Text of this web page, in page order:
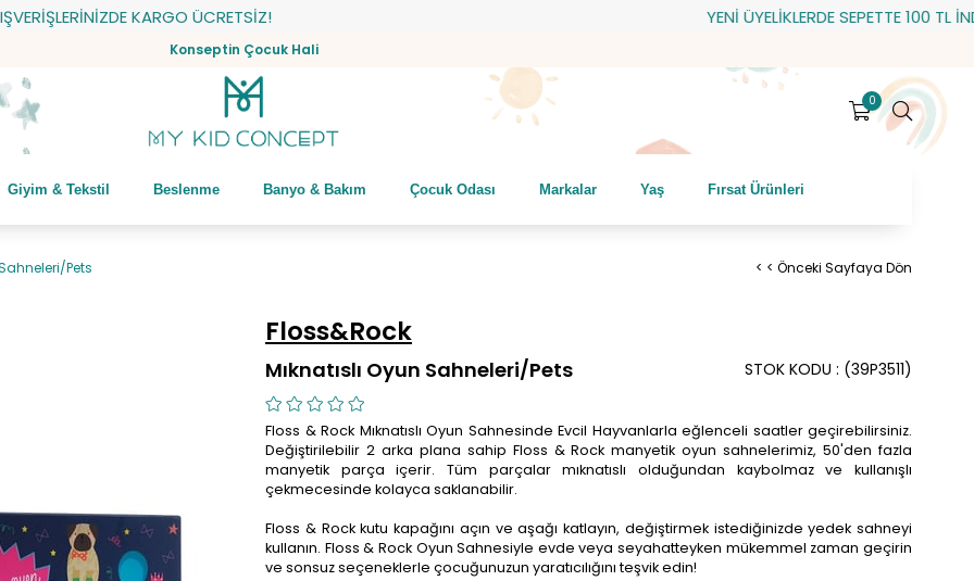
KARGO ÜCRETSİZ! YENİ ÜYELİKLERDE SEPETTE 100 TL
Konseptin Çocuk Hali
0
Giyim & Tekstil Beslenme Banyo & Bakım Çocuk Odası Markalar Yaş Fırsat Ürünleri
Pets < < Önceki Sayfaya Dön
Floss&Rock
Mıknatıslı Oyun Sahneleri/Pets (39P3511)
STOK KODU
Floss & Rock Mıknatıslı Oyun Sahnesinde Evcil Hayvanlarla eğlenceli saatler geçirebilirsiniz.
Değiştirilebilir 2 arka plana sahip Floss & Rock manyetik oyun sahnelerimiz, 50'den fazla
manyetik parça içerir. Tüm parçalar mıknatıslı olduğundan kaybolmaz ve kullanışlı
çekmecesinde kolayca saklanabilir.
Floss & Rock kutu kapağını açın ve aşağı katlayın, değiştirmek istediğinizde yedek sahneyi
kullanın. Floss & Rock Oyun Sahnesiyle evde veya seyahatteyken mükemmel zaman geçirin
ve sonsuz seçeneklerle çocuğunuzun yaratıcılığını teşvik edin!